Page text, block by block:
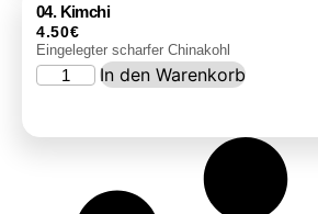
04. Kimchi
4.50€
Eingelegter scharfer Chinakohl
In den Warenkorb